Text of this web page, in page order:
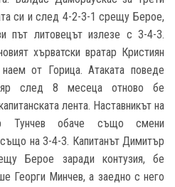
си и след 4-2-3-1 срещу Берое,
път литовецът излезе с 3-4-3.
хърватски вратар Кристиян
от Горица. Атаката поведе
след 8 месеца отново бе
лента. Наставникът на
Тунчев обаче също смени
на 3-4-3. Капитанът Димитър
Берое заради контузия, бе
Георги Минчев, а заедно с него